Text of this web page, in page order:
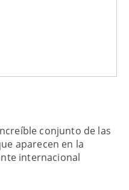
conjunto de las
aparecen en la
internacional